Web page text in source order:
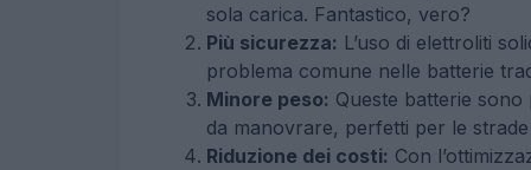
sola carica. Fantastico, vero?
Più sicurezza: L’uso di elettroliti
problema comune nelle batterie
Minore peso: Queste batterie
da manovrare, perfetti per le strade
Riduzione dei costi: Con